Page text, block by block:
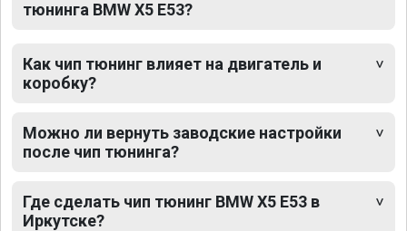
тюнинга BMW X5 E53?
Как чип тюнинг влияет на двигатель и
коробку?
Можно ли вернуть заводские настройки
после чип тюнинга?
Где сделать чип тюнинг BMW X5 E53 в
Иркутске?